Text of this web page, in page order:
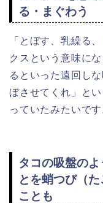
る・まぐわう
「とぼす、乳繰る
クスという意味に
るといった遠回し
ぼさせてくれ」と
っていたみたいです
タコの吸盤の
とを蛸つび（
ことも